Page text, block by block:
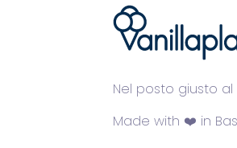
Nel posto giusto
Made with ❤️ in